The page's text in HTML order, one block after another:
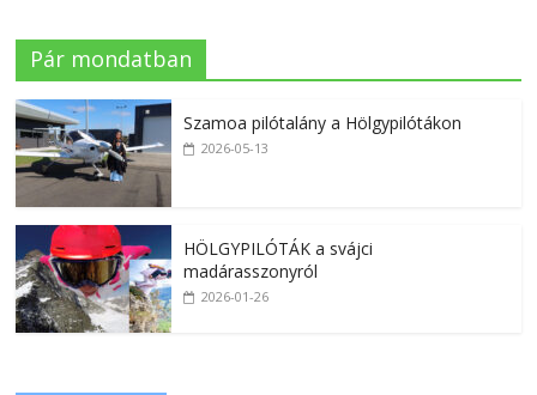
Pár mondatban
Szamoa pilótalány a Hölgypilótákon
2026-05-13
HÖLGYPILÓTÁK a svájci
madárasszonyról
2026-01-26